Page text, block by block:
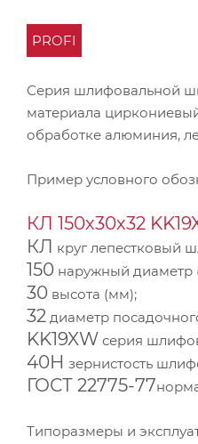
PROFI
Серия шлифовальной
материала
обработке алюминия,
Пример условного
КЛ 150х30х32
КЛ круг лепестковый
150 наружный диаметр
30 высота (мм);
32 диаметр
KK19XW серия
40Н зернистость
ГОСТ 22775-77
Типоразмеры и